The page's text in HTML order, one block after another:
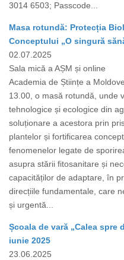
3014 6503; Passcode...
Masa rotundă: Protecția
Conceptului „O singură
02.07.2025
Sala mică a AȘM și online
Academia de Științe a
13.00, o masă rotundă, unde
tehnologice și ecologice din
soluționare a acestora prin
plantelor și fortificarea
fenomenelor legate de
asupra stării fitosanitare și
capacităților de adaptare, în
direcțiile fundamentale, care
și urgentă...
Școala de vară „Calea
iunie 2025
23.06.2025